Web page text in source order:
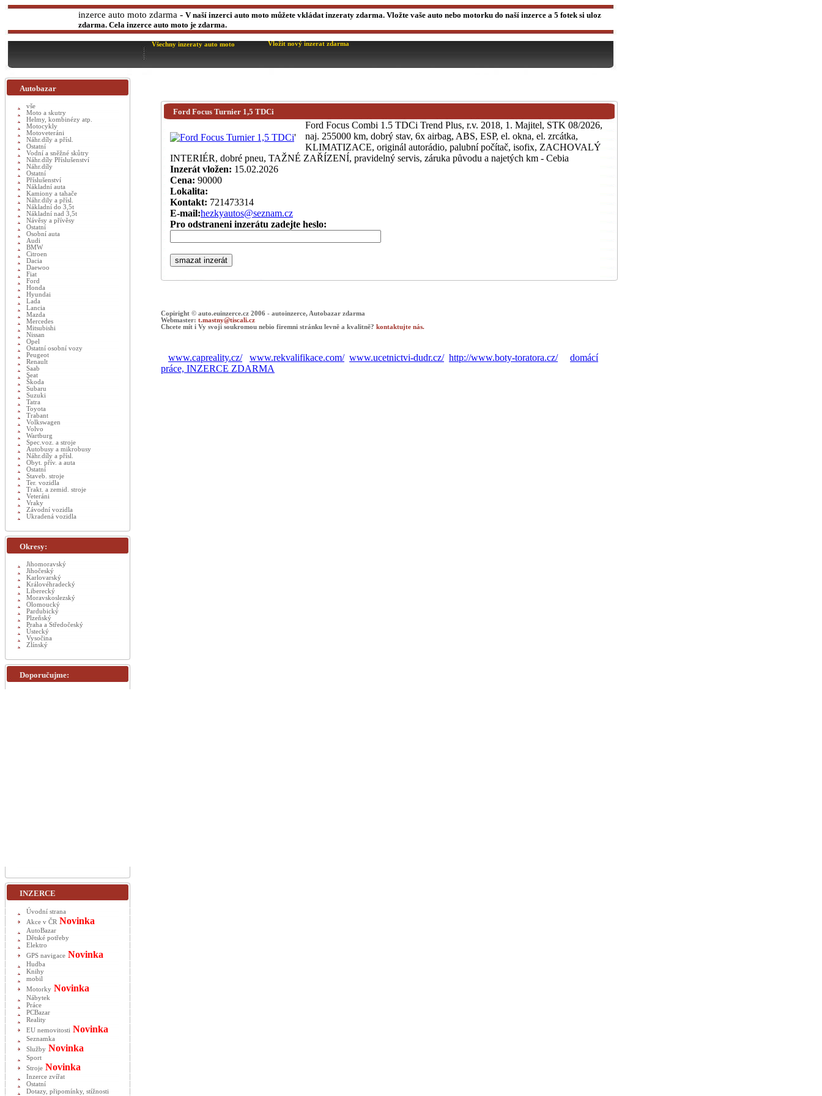
inzerce auto moto zdarma - V naší inzerci auto moto můžete vkládat inzeraty zdarma. Vložte vaše auto nebo motorku do naší inzerce a 5 fotek si uloz
zdarma. Cela inzerce auto moto je zdarma.
Všechny inzeraty auto moto Vložit nový inzerat zdarma
Ford Focus Turnier 1,5 TDCi
'
Ford Focus Combi 1.5 TDCi Trend Plus, r.v. 2018, 1. Majitel, STK 08/2026,
naj. 255000 km, dobrý stav, 6x airbag, ABS, ESP, el. okna, el. zrcátka,
KLIMATIZACE, originál autorádio, palubní počítač, isofix, ZACHOVALÝ
INTERIÉR, dobré pneu, TAŽNÉ ZAŘÍZENÍ, pravidelný servis, záruka původu a najetých km - Cebia
Inzerát vložen: 15.02.2026
Cena: 90000
Lokalita:
Kontakt: 721473314
E-mail:hezkyautos@seznam.cz
Pro odstraneni inzerátu zadejte heslo:
Copiright © auto.euinzerce.cz 2006 - autoinzerce, Autobazar zdarma
Webmaster: t.mastny@tiscali.cz
Chcete mít i Vy svoji soukromou nebio firemni stránku levně a kvalitně? kontaktujte nás.
www.capreality.cz/ www.rekvalifikace.com/ www.ucetnictvi-dudr.cz/ http://www.boty-toratora.cz/
domácí
práce, INZERCE ZDARMA
Autobazar
vše
Moto a skutry
Helmy, kombinézy atp.
Motocykly
Motoveteráni
Náhr.díly a přísl.
Ostatní
Vodní a sněžné skůtry
Náhr.díly Příslušenství
Náhr.díly
Ostatní
Příslušenství
Nákladní auta
Kamiony a tahače
Náhr.dily a přísl.
Nákladní do 3,5t
Nákladní nad 3,5t
Návěsy a přívěsy
Ostatní
Osobní auta
Audi
BMW
Citroen
Dacia
Daewoo
Fiat
Ford
Honda
Hyundai
Lada
Lancia
Mazda
Mercedes
Mitsubishi
Nissan
Opel
Ostatní osobní vozy
Peugeot
Renault
Saab
Seat
Škoda
Subaru
Suzuki
Tatra
Toyota
Trabant
Volkswagen
Volvo
Wartburg
Spec.voz. a stroje
Autobusy a mikrobusy
Náhr.díly a přísl.
Obyt. přív. a auta
Ostatní
Staveb. stroje
Ter. vozidla
Trakt. a zemid. stroje
Veteráni
Vraky
Závodní vozidla
Ukradená vozidla
Okresy:
Jihomoravský
Jihočeský
Karlovarský
Královéhradecký
Liberecký
Moravskoslezský
Olomoucký
Pardubický
Plzeňský
Praha a Středočeský
Ústecký
Vysočina
Zlínský
Doporučujme:
INZERCE
Úvodní strana
Akce v ČR Novinka
AutoBazar
Dětské potřeby
Elektro
GPS navigace Novinka
Hudba
Knihy
mobil
Motorky Novinka
Nábytek
Práce
PCBazar
Reality
EU nemovitosti Novinka
Seznamka
Služby Novinka
Sport
Stroje Novinka
Inzerce zvířat
Ostatní
Dotazy, připomínky, stížnosti